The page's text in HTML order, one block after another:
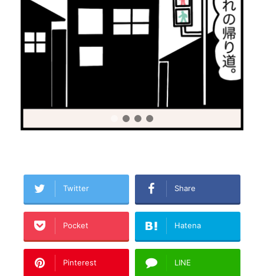
Twitter Share
Pocket Hatena
Pinterest LINE